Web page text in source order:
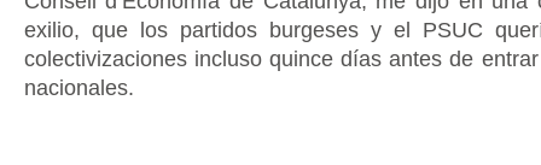
exilio, que los partidos burgeses y el PSUC
colectivizaciones incluso quince días antes de
nacionales.